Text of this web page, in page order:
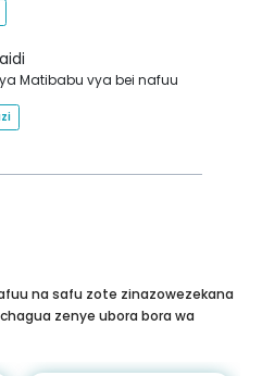
Matibabu vya bei nafuu
na safu zote zinazowezekana
zenye ubora bora wa